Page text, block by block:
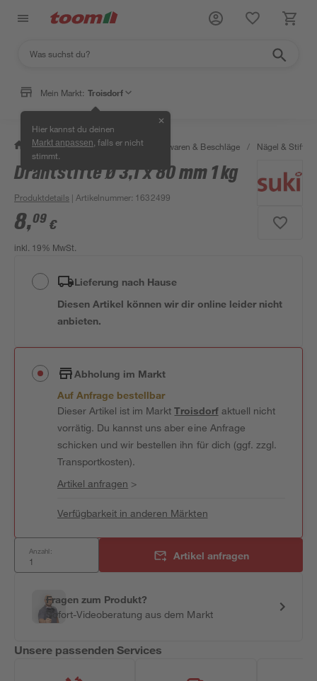
Mein Markt: Troisdorf
Hier kannst du deinen
Markt anpassen , falls er nicht
stimmt.
✕
/ Werkstatt & Maschinen / Eisenwaren & Beschläge / Nägel & Stifte
Drahtstifte Ø 3,1 x 80 mm 1 kg
Produktdetails | Artikelnummer: 1632499
8,09 €
inkl. 19% MwSt.
Lieferung nach Hause
Diesen Artikel können wir dir online leider nicht
anbieten.
Abholung im Markt
Auf Anfrage bestellbar
Dieser Artikel ist im MarktTroisdorfaktuell nicht
vorrätig. Du kannst uns aber eine Anfrage
schicken und wir bestellen ihn für dich (ggf. zzgl.
Transportkosten).
Artikel anfragen >
Verfügbarkeit in anderen Märkten
Anzahl: Artikel anfragen
Fragen zum Produkt?
Sofort-Videoberatung aus dem Markt
Unsere passenden Services